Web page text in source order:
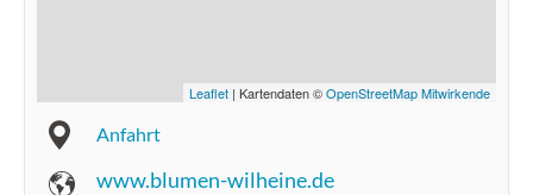
Leaflet | Kartendaten ©OpenStreetMap Mitwirkende
Anfahrt
www.blumen-wilheine.de